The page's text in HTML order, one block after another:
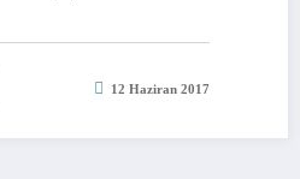
12 Haziran 2017